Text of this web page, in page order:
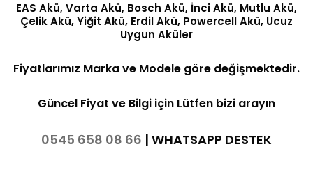
EAS Akü, Varta Akü, Bosch Akü, İnci Akü, Mutlu Akü,
Çelik Akü, Yiğit Akü, Erdil Akü, Powercell Akü, Ucuz
Uygun Aküler
Fiyatlarımız Marka ve Modele göre değişmektedir.
Güncel Fiyat ve Bilgi için Lütfen bizi arayın
0545 658 08 66 | WHATSAPP DESTEK